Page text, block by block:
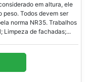
em altura, ele
peso. Todos devem ser
norma NR35. Trabalhos
Limpeza de fachadas;...